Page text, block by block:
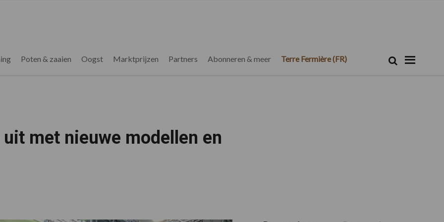
Poten & zaaien Oogst Marktprijzen Partners Abonneren & meer Terre Fermière (FR) Zoek
met nieuwe modellen en